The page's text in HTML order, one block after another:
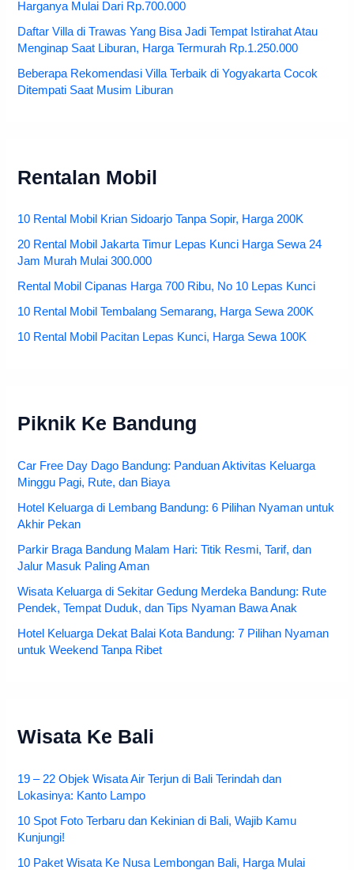
Harganya Mulai Dari Rp.700.000
Daftar Villa di Trawas Yang Bisa Jadi Tempat Istirahat Atau
Menginap Saat Liburan, Harga Termurah Rp.1.250.000
Beberapa Rekomendasi Villa Terbaik di Yogyakarta Cocok
Ditempati Saat Musim Liburan
Rentalan Mobil
10 Rental Mobil Krian Sidoarjo Tanpa Sopir, Harga 200K
20 Rental Mobil Jakarta Timur Lepas Kunci Harga Sewa 24
Jam Murah Mulai 300.000
Rental Mobil Cipanas Harga 700 Ribu, No 10 Lepas Kunci
10 Rental Mobil Tembalang Semarang, Harga Sewa 200K
10 Rental Mobil Pacitan Lepas Kunci, Harga Sewa 100K
Piknik Ke Bandung
Car Free Day Dago Bandung: Panduan Aktivitas Keluarga
Minggu Pagi, Rute, dan Biaya
Hotel Keluarga di Lembang Bandung: 6 Pilihan Nyaman untuk
Akhir Pekan
Parkir Braga Bandung Malam Hari: Titik Resmi, Tarif, dan
Jalur Masuk Paling Aman
Wisata Keluarga di Sekitar Gedung Merdeka Bandung: Rute
Pendek, Tempat Duduk, dan Tips Nyaman Bawa Anak
Hotel Keluarga Dekat Balai Kota Bandung: 7 Pilihan Nyaman
untuk Weekend Tanpa Ribet
Wisata Ke Bali
19 – 22 Objek Wisata Air Terjun di Bali Terindah dan
Lokasinya: Kanto Lampo
10 Spot Foto Terbaru dan Kekinian di Bali, Wajib Kamu
Kunjungi!
10 Paket Wisata Ke Nusa Lembongan Bali, Harga Mulai